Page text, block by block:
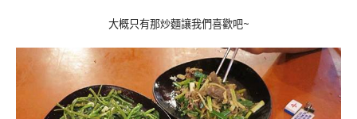
大概只有那炒麵讓我們喜歡吧~